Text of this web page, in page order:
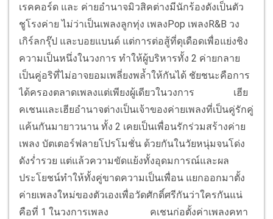
เรคคอร์ด และ ค่ายอำนาจมิวสิคต่างมีนักร้องดังเป็นตัว
ชูโรงค่าย ไม่ว่าเป็นเพลงลูกทุ่ง เพลงPop เพลงR&B วง
เกิร์ลกรุ๊ป และบอยแบนด์ แต่การต่อสู้ที่ดุเดือดเพื่อแย่งชิง
ความเป็นหนึ่งในวงการ ทำให้ผู้บริหารทั้ง 2 ค่ายกลาย
เป็นคู่อริที่ไม่อาจยอมเพลี่ยงพล้ำให้กันได้ ชัยชนะคือการ
ได้ครองตลาดเพลงแต่เพียงผู้เดียวในวงการ
เฮีย
คเชนและเฮียอำนาจต่างเป็นเจ้าของค่ายเพลงที่เป็นคู่รักคู่
แค้นกันมายาวนาน ทั้ง 2 เคยเป็นเพื่อนรักร่วมสร้างค่าย
เพลง บัตเตอร์ฟลายโปรโมชั่น ด้วยกันในวัยหนุ่มจนโด่ง
ดังร่ำรวย แต่แล้วความขัดแย้งทั้งอุดมการณ์และผล
ประโยชน์ทำให้ทั้งคู่ขาดความเป็นเพื่อน แยกออกมาตั้ง
ค่ายเพลงใหม่ของตัวเองเพื่อวัดศักดิ์ศรีกันว่าใครกันแน่
คือที่ 1 ในวงการเพลง
คเชนก่อตั้งค่าเพลงคทา